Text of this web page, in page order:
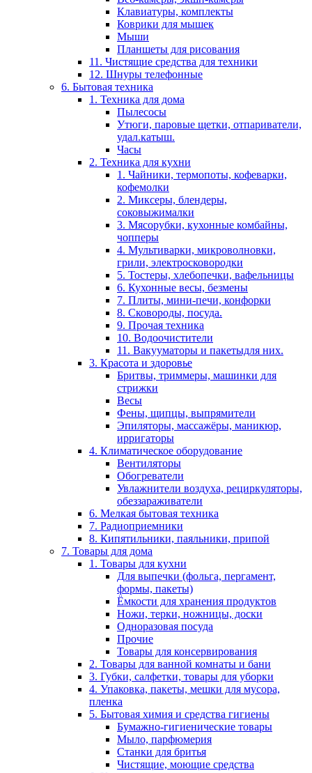
Клавиатуры, комплекты
Коврики для мышек
Мыши
Планшеты для рисования
11. Чистящие средства для техники
12. Шнуры телефонные
6. Бытовая техника
1. Техника для дома
Пылесосы
Утюги, паровые щетки, отпариватели,
удал.катыш.
Часы
2. Техника для кухни
1. Чайники, термопоты, кофеварки,
кофемолки
2. Миксеры, блендеры,
соковыжималки
3. Мясорубки, кухонные комбайны,
чопперы
4. Мультиварки, микроволновки,
грили, электросковородки
5. Тостеры, хлебопечки, вафельницы
6. Кухонные весы, безмены
7. Плиты, мини-печи, конфорки
8. Сковороды, посуда.
9. Прочая техника
10. Водоочистители
11. Вакууматоры и пакетыдля них.
3. Красота и здоровье
Бритвы, триммеры, машинки для
стрижки
Весы
Фены, щипцы, выпрямители
Эпиляторы, массажёры, маникюр,
ирригаторы
4. Климатическое оборудование
Вентиляторы
Обогреватели
Увлажнители воздуха, рециркуляторы,
обеззараживатели
6. Мелкая бытовая техника
7. Радиоприемники
8. Кипятильники, паяльники, припой
7. Товары для дома
1. Товары для кухни
Для выпечки (фольга, пергамент,
формы, пакеты)
Ёмкости для хранения продуктов
Ножи, терки, ножницы, доски
Одноразовая посуда
Прочие
Товары для консервирования
2. Товары для ванной комнаты и бани
3. Губки, салфетки, товары для уборки
4. Упаковка, пакеты, мешки для мусора,
пленка
5. Бытовая химия и средства гигиены
Бумажно-гигиенические товары
Мыло, парфюмерия
Станки для бритья
Чистящие, моющие средства